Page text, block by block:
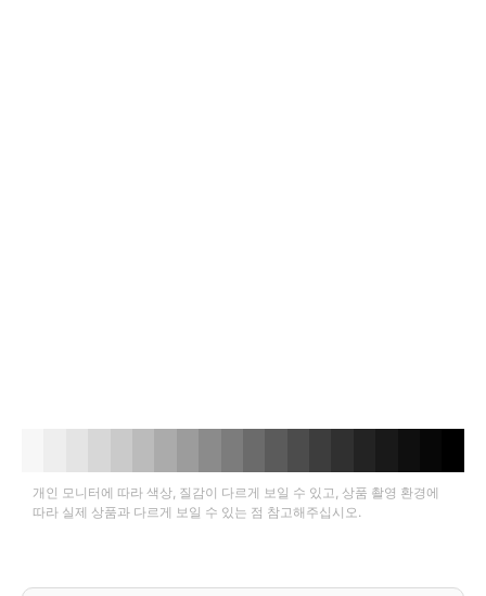
개인 모니터에 따라 색상, 질감이 다르게 보일 수 있고, 상품 촬영 환경에
따라 실제 상품과 다르게 보일 수 있는 점 참고해주십시오.